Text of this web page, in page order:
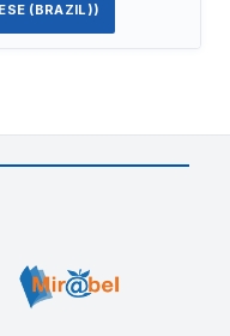
(BRAZIL))